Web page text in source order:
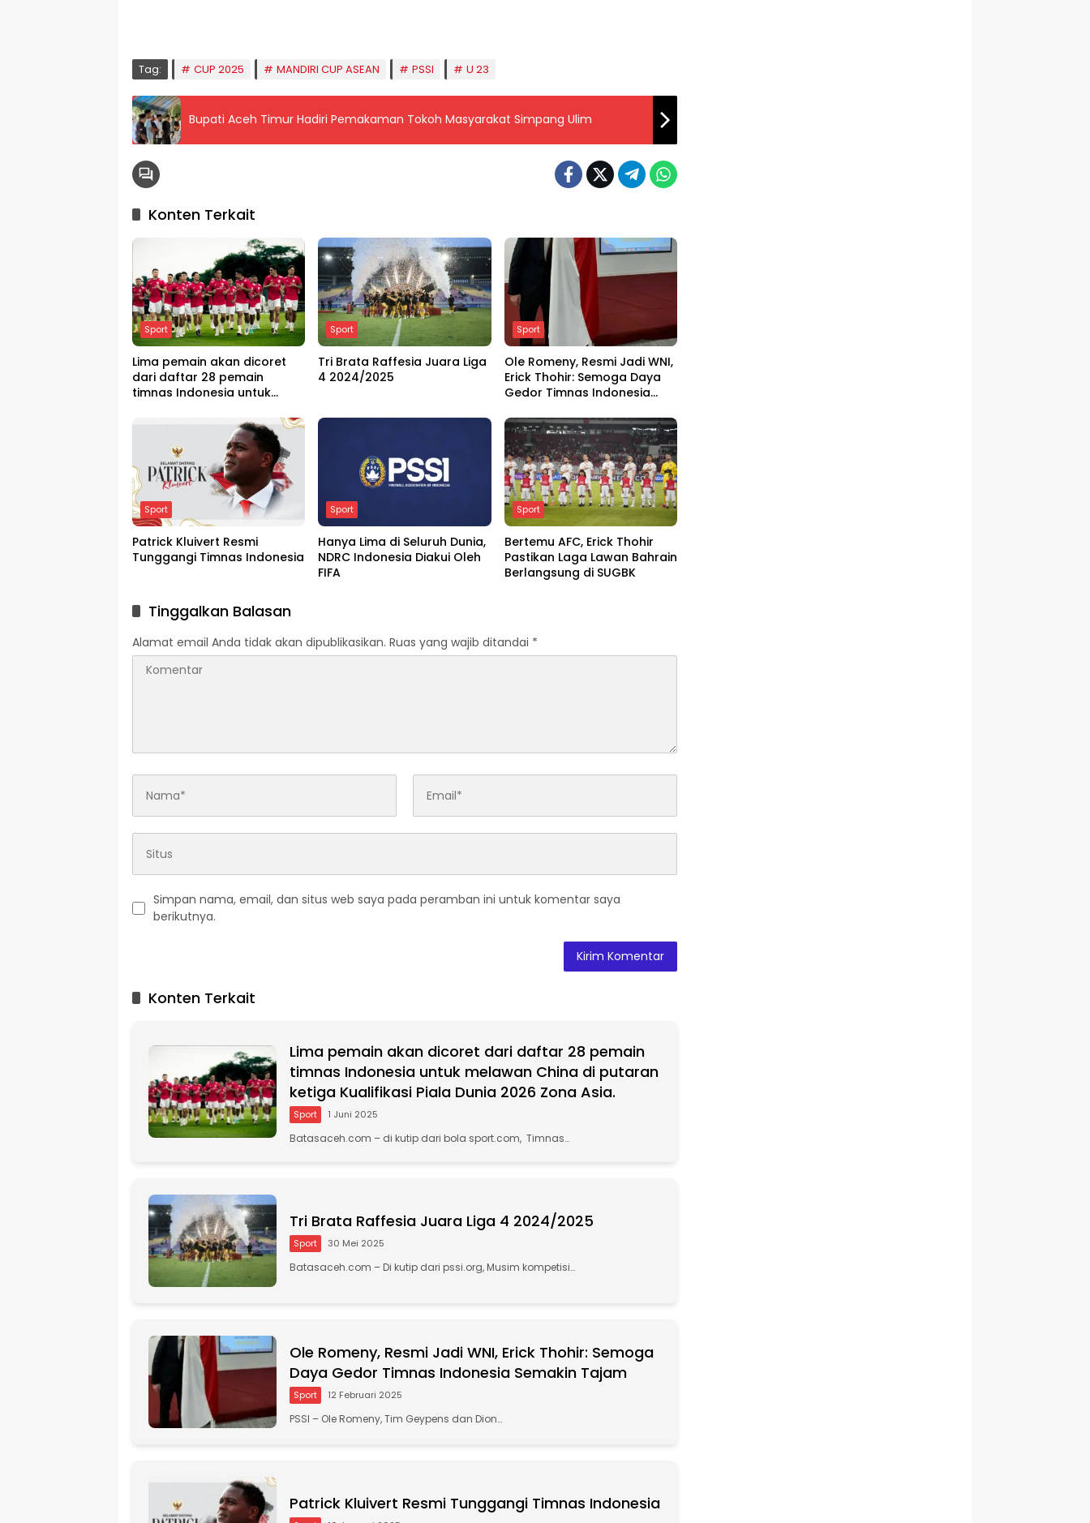
Tag: CUP 2025 MANDIRI CUP ASEAN PSSI U 23
Bupati Aceh Timur Hadiri Pemakaman Tokoh Masyarakat Simpang Ulim
Konten Terkait
Sport
Lima pemain akan dicoret
dari daftar 28 pemain
timnas Indonesia untuk
ketiga Kualifikasi Piala Dunia
Sport
Tri Brata Raffesia Juara Liga
4 2024/2025
Sport
Ole Romeny, Resmi Jadi WNI,
Erick Thohir: Semoga Daya
Gedor Timnas Indonesia
Sport
Patrick Kluivert Resmi
Tunggangi Timnas Indonesia
Sport
Hanya Lima di Seluruh Dunia,
NDRC Indonesia Diakui Oleh
FIFA
Sport
Bertemu AFC, Erick Thohir
Pastikan Laga Lawan Bahrain
Berlangsung di SUGBK
Tinggalkan Balasan
Alamat email Anda tidak akan dipublikasikan. Ruas yang wajib ditandai *
Simpan nama, email, dan situs web saya pada peramban ini untuk komentar saya
berikutnya.
e Konten Terkait
Lima pemain akan dicoret dari daftar 28 pemain
timnas Indonesia untuk melawan China di putaran
ketiga Kualifikasi Piala Dunia 2026 Zona Asia.
Sport 1 Juni 2025
Batasaceh.com – di kutip dari bola sport.com, Timnas…
Tri Brata Raffesia Juara Liga 4 2024/2025
Sport 30 Mei 2025
Batasaceh.com – Di kutip dari pssi.org, Musim kompetisi…
Ole Romeny, Resmi Jadi WNI, Erick Thohir: Semoga
Daya Gedor Timnas Indonesia Semakin Tajam
Sport 12 Februari 2025
PSSI – Ole Romeny, Tim Geypens dan Dion…
Patrick Kluivert Resmi Tunggangi Timnas Indonesia